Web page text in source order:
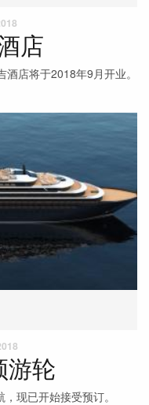
店
店将于2018年9月开业。
游轮
现已开始接受预订。